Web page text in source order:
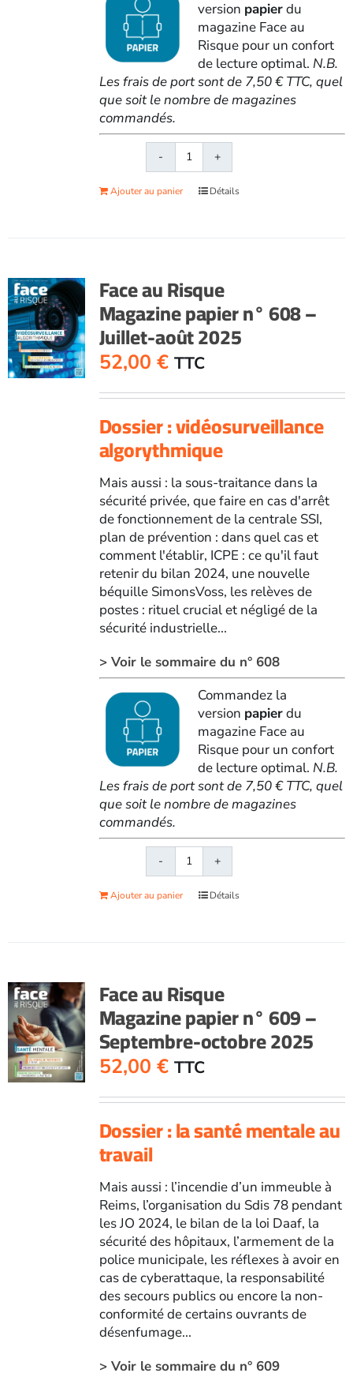
version papierdu
magazine Face au
Risque pour un confort
de lecture optimal. N.B.
Les frais de port sont de 7,50 € TTC, quel
que soit le nombre de magazines
commandés.
quantité
de
Face
607
-
Mai-
juin
2025
Ajouter au panier Détails
Face au Risque
Magazine papier n° 608 –
Juillet-août 2025
52,00 € TTC
Dossier : vidéosurveillance
algorythmique
Mais aussi : la sous-traitance dans la
sécurité privée, que faire en cas d'arrêt
de fonctionnement de la centrale SSI,
plan de prévention : dans quel cas et
comment l'établir, ICPE : ce qu'il faut
retenir du bilan 2024, une nouvelle
béquille SimonsVoss, les relèves de
postes : rituel crucial et négligé de la
sécurité industrielle...
> Voir le sommaire du n° 608
Commandez la
version papierdu
magazine Face au
Risque pour un confort
de lecture optimal. N.B.
Les frais de port sont de 7,50 € TTC, quel
que soit le nombre de magazines
commandés.
quantité
de
Face
608
-
Juillet-
août
2025
Ajouter au panier Détails
Face au Risque
Magazine papier n° 609 –
Septembre-octobre 2025
52,00 € TTC
Dossier : la santé mentale au
travail
Mais aussi : l’incendie d’un immeuble à
Reims, l’organisation du Sdis 78 pendant
les JO 2024, le bilan de la loi Daaf, la
sécurité des hôpitaux, l’armement de la
police municipale, les réflexes à avoir en
cas de cyberattaque, la responsabilité
des secours publics ou encore la non-
conformité de certains ouvrants de
désenfumage...
> Voir le sommaire du n° 609